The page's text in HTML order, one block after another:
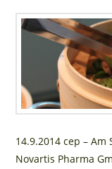
14.9.2014 cep –
Novartis Pharma